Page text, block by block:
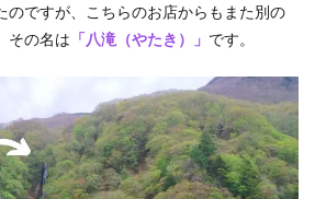
のですが、こちらのお店からもまた別の
その名は 「八滝（やたき）」 です。